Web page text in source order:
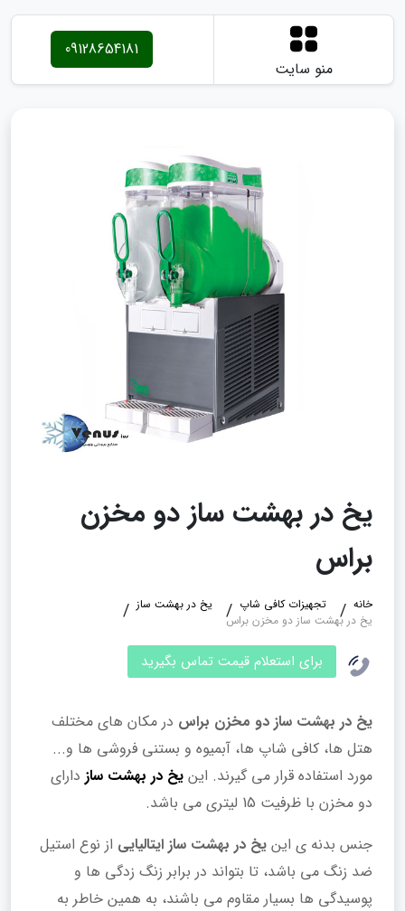
منو سایت
09128654181
یخ در بهشت ساز دو مخزن
براس
خانه تجهیزات کافی شاپ
یخ در بهشت ساز
یخ در بهشت ساز دو مخزن براس
برای استعلام قیمت تماس بگیرید
یخ در بهشت ساز دو مخزن براس در مکان های مختلف
هتل ها، کافی شاپ ها، آبمیوه و بستنی فروشی ها و...
مورد استفاده قرار می گیرند. این یخ در بهشت ساز دارای
دو مخزن با ظرفیت 15 لیتری می باشد.
جنس بدنه ی این یخ در بهشت ساز ایتالیایی از نوع استیل
ضد زنگ می باشد، تا بتواند در برابر زنگ زدگی ها و
پوسیدگی ها بسیار مقاوم می باشند، به همین خاطر به